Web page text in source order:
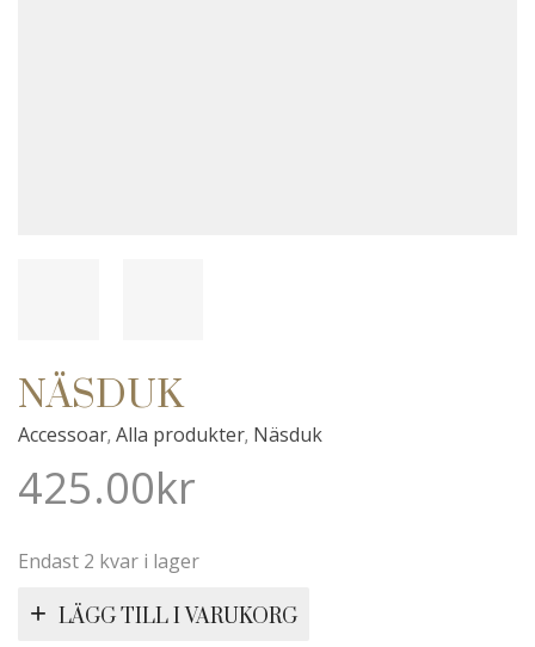
NÄSDUK
Accessoar, Alla produkter, Näsduk
425.00kr
Endast 2 kvar i lager
LÄGG TILL I VARUKORG